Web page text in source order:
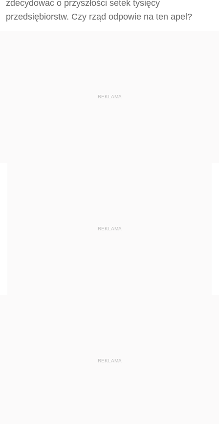
zdecydować o przyszłości setek tysięcy
przedsiębiorstw. Czy rząd odpowie na ten apel?
REKLAMA
REKLAMA
REKLAMA